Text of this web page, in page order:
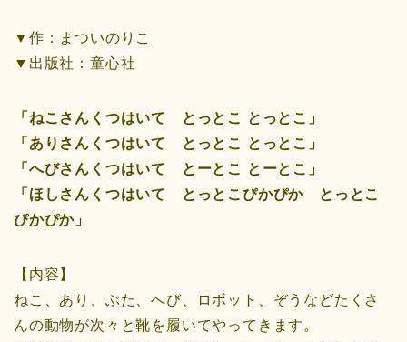
▼作：まついのりこ
▼出版社：童心社
「ねこさんくつはいて とっとこ とっとこ」
「ありさんくつはいて とっとこ とっとこ」
「へびさんくつはいて とーとこ とーとこ」
「ほしさんくつはいて とっとこぴかぴか とっとこ
ぴかぴか」
【内容】
ねこ、あり、ぶた、へび、ロボット、ぞうなどたくさ
んの動物が次々と靴を履いてやってきます。